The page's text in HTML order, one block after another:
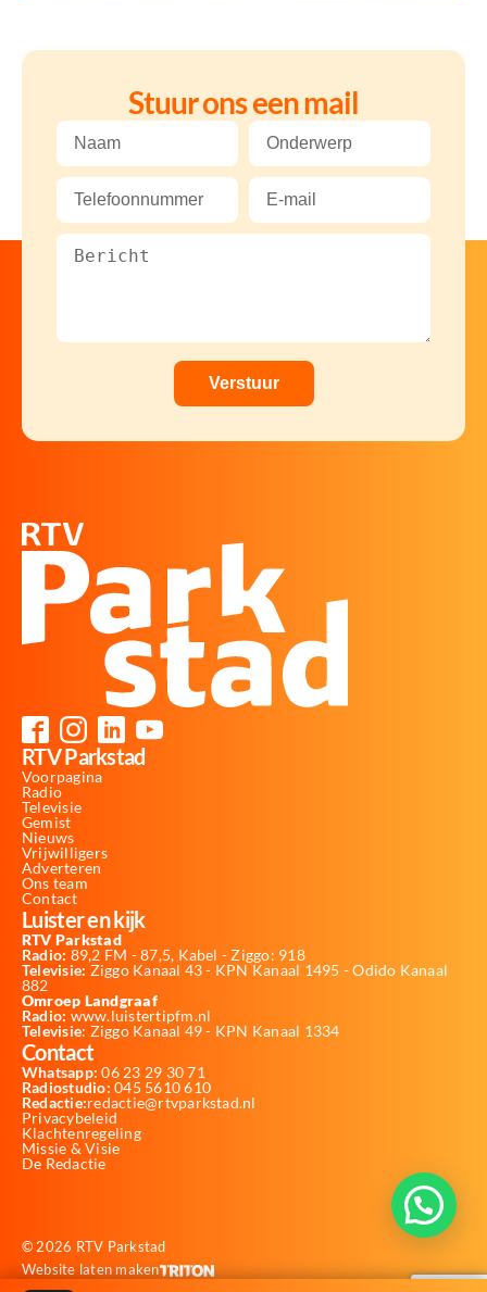
Stuur ons een mail
RTV Parkstad
Voorpagina
Radio
Televisie
Gemist
Nieuws
Vrijwilligers
Adverteren
Ons team
Contact
Luister en kijk
RTV Parkstad
Radio: 89,2 FM - 87,5, Kabel - Ziggo: 918
Televisie: Ziggo Kanaal 43 - KPN Kanaal 1495 - Odido Kanaal
882
Omroep Landgraaf
Radio: www.luistertipfm.nl
Televisie: Ziggo Kanaal 49 - KPN Kanaal 1334
Contact
Whatsapp: 06 23 29 30 71
Radiostudio: 045 5610 610
Redactie:redactie@rtvparkstad.nl
Privacybeleid
Klachtenregeling
Missie & Visie
De Redactie
© 2026 RTV Parkstad
Website laten maken